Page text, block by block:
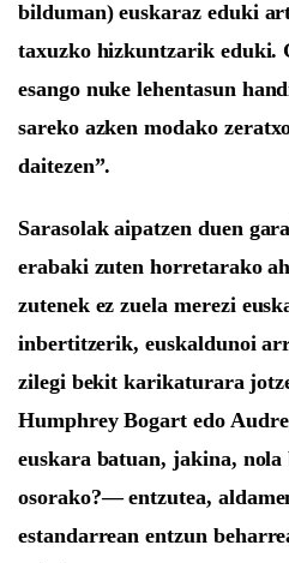
bilduman) euskaraz eduki
taxuzko hizkuntzarik eduki.
esango nuke lehentasun
sareko azken modako
daitezen”.
Sarasolak aipatzen duen
erabaki zuten horretarako
zutenek ez zuela merezi
inbertitzerik, euskaldunoi
zilegi bekit karikaturara
Humphrey Bogartedo
euskara batuan, jakina,
osorako?—entzutea,
estandarrean entzun